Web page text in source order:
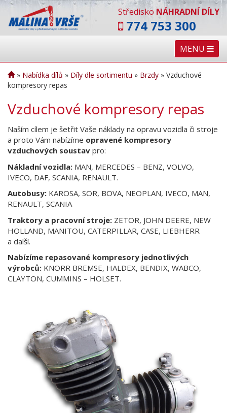
Středisko NÁHRADNÍ DÍLY
774 753 300
MENU
» Nabídka dílů » Díly dle sortimentu » Brzdy » Vzduchové
kompresory repas
Vzduchové kompresory repas
Naším cílem je šetřit Vaše náklady na opravu vozidla či stroje
a proto Vám nabízíme opravené kompresory
vzduchových soustav pro:
Nákladní vozidla: MAN, MERCEDES – BENZ, VOLVO,
IVECO, DAF, SCANIA, RENAULT.
Autobusy: KAROSA, SOR, BOVA, NEOPLAN, IVECO, MAN,
RENAULT, SCANIA
Traktory a pracovní stroje: ZETOR, JOHN DEERE, NEW
HOLLAND, MANITOU, CATERPILLAR, CASE, LIEBHERR
a další.
Nabízíme repasované kompresory jednotlivých
výrobců: KNORR BREMSE, HALDEX, BENDIX, WABCO,
CLAYTON, CUMMINS – HOLSET.